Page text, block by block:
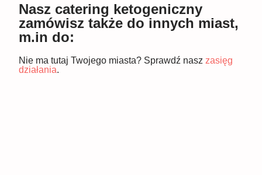
Nasz catering ketogeniczny
zamówisz także do innych miast,
m.in do:
Nie ma tutaj Twojego miasta? Sprawdź nasz zasięg
działania.